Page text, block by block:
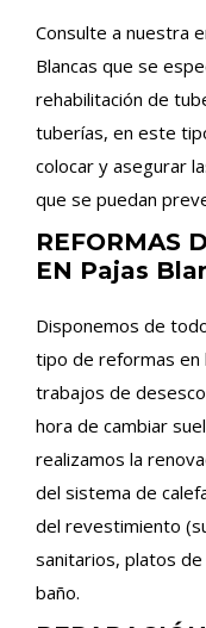
Consulte a nuestra
Blancas que se
rehabilitación de
tuberías, en este
colocar y asegurar
que se puedan
REFORMAS
EN Pajas
Disponemos de
tipo de reformas en
trabajos de
hora de cambiar
realizamos la
del sistema de
del revestimiento
sanitarios, platos
baño.